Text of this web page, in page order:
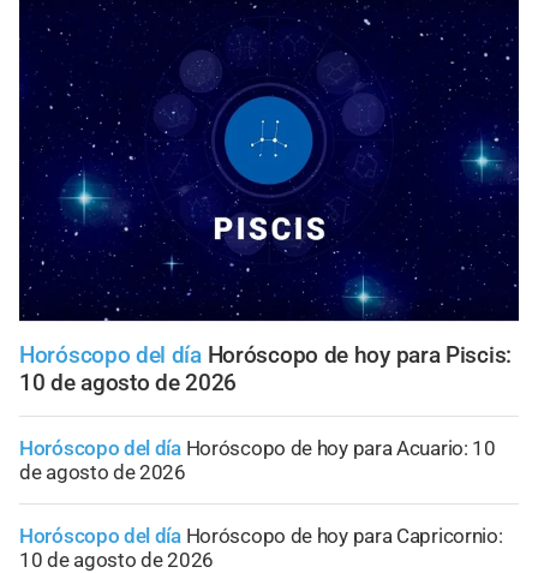
Horóscopo del día Horóscopo de hoy para Piscis:
10 de agosto de 2026
Horóscopo del día Horóscopo de hoy para Acuario: 10
de agosto de 2026
Horóscopo del día Horóscopo de hoy para Capricornio:
10 de agosto de 2026